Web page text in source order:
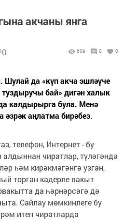
акчаны янга
609 0 0
Шулай да «күп акча эшләүче
бай» дигән халык
калдырырга була. Менә
аңлатма бирәбез.
телефон, Интернет - бу
алдыннан чиратлар, түләгәндә
һәм кирәкмәгәнгә узган,
торган кадерле вакыт
да һәрнәрсәгә дә
Сайлау мөмкинлеге бу
итеп чиратларда